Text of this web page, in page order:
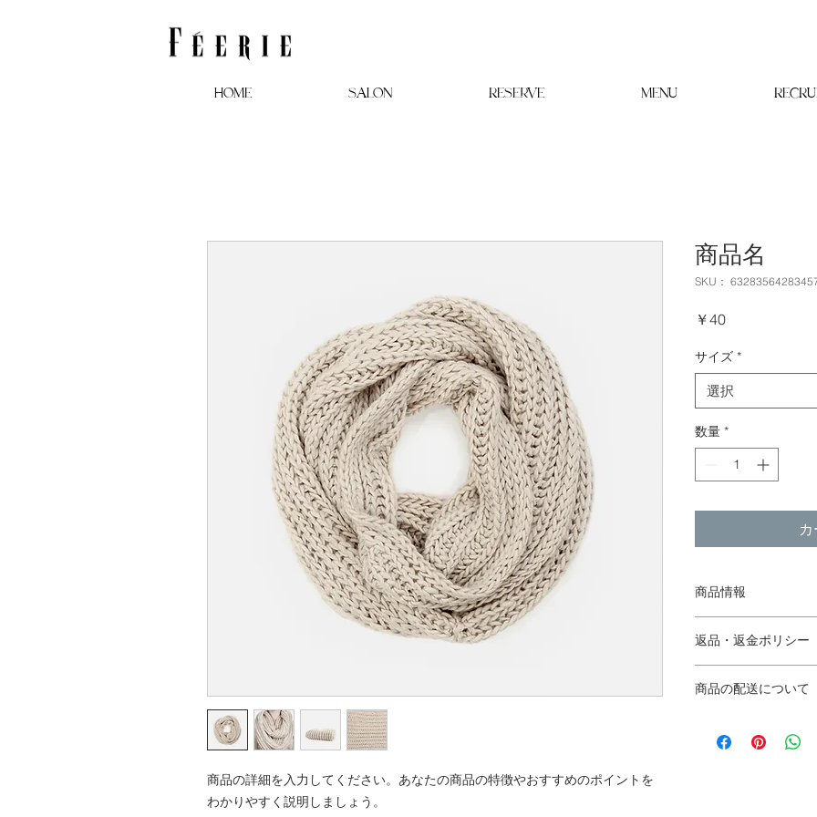
Home SALON RESERVE MENU
商品の詳細を入力してください。あなたの商品の特徴やおすすめのポイントを
わかりやすく説明しましょう。
商品名
SKU：
￥40価
サイズ *
選択
数量 *
商品情報
明に加え、商品の特
しましょう。
返品・返金ポリシー
だけなかった場合の
頼を獲得し、安心し
商品の配送について
する情報を入力し